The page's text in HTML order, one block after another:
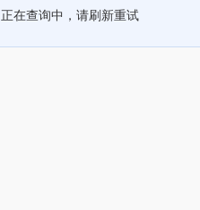
正在查询中，请刷新重试